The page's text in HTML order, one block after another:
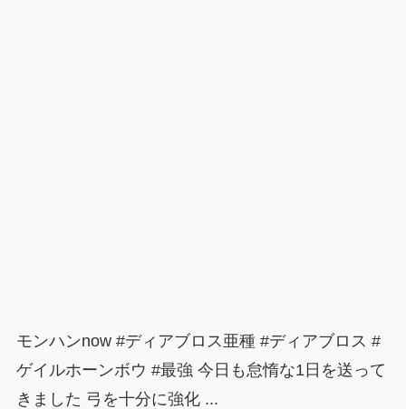
モンハンnow #ディアブロス亜種 #ディアブロス #
ゲイルホーンボウ #最強 今日も怠惰な1日を送って
きました 弓を十分に強化 ...